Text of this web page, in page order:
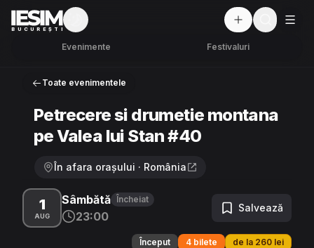
BUCUREȘTI Mod întunecat
Evenimente Festivaluri
Toate evenimentele
Petrecere si drumetie montana
pe Valea lui Stan #40
În afara orașului · România
1
AUG
Sâmbătă Încheiat
23:00
Salvează
Început 4 bilete de la 260 lei